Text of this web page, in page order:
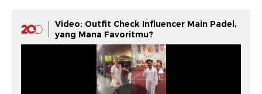
Video: Outfit Check Influencer Main Padel,
yang Mana Favoritmu?